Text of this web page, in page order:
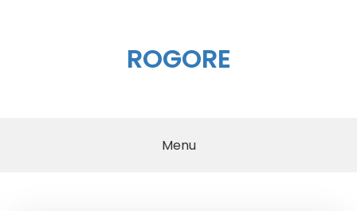
ROGORE
Menu